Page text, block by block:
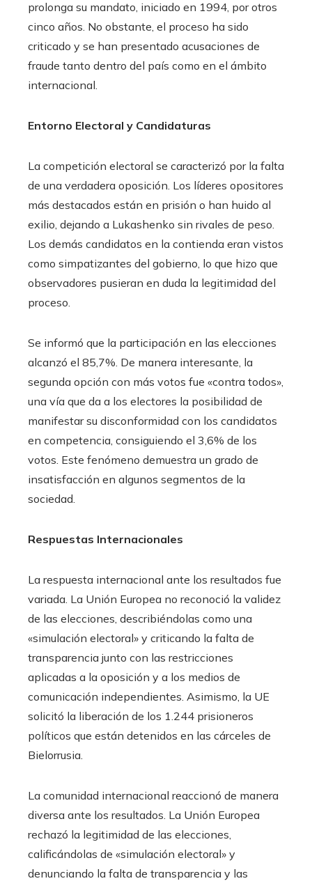
prolonga su mandato, iniciado en 1994, por otros
cinco años. No obstante, el proceso ha sido
criticado y se han presentado acusaciones de
fraude tanto dentro del país como en el ámbito
internacional.
Entorno Electoral y Candidaturas
La competición electoral se caracterizó por la falta
de una verdadera oposición. Los líderes opositores
más destacados están en prisión o han huido al
exilio, dejando a Lukashenko sin rivales de peso.
Los demás candidatos en la contienda eran vistos
como simpatizantes del gobierno, lo que hizo que
observadores pusieran en duda la legitimidad del
proceso.
Se informó que la participación en las elecciones
alcanzó el 85,7%. De manera interesante, la
segunda opción con más votos fue «contra todos»,
una vía que da a los electores la posibilidad de
manifestar su disconformidad con los candidatos
en competencia, consiguiendo el 3,6% de los
votos. Este fenómeno demuestra un grado de
insatisfacción en algunos segmentos de la
sociedad.
Respuestas Internacionales
La respuesta internacional ante los resultados fue
variada. La Unión Europea no reconoció la validez
de las elecciones, describiéndolas como una
«simulación electoral» y criticando la falta de
transparencia junto con las restricciones
aplicadas a la oposición y a los medios de
comunicación independientes. Asimismo, la UE
solicitó la liberación de los 1.244 prisioneros
políticos que están detenidos en las cárceles de
Bielorrusia.
La comunidad internacional reaccionó de manera
diversa ante los resultados. La Unión Europea
rechazó la legitimidad de las elecciones,
calificándolas de «simulación electoral» y
denunciando la falta de transparencia y las